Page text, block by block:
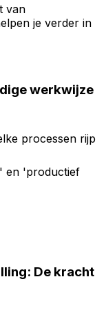
van
je verder in
werkwijze
processen rijp
en 'productief
De kracht